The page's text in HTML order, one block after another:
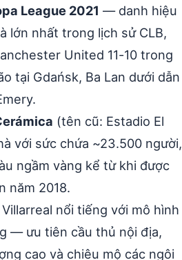
League 2021 — danh hiệu
lớn nhất trong lịch sử CLB,
United 11-10 trong
tại Gdańsk, Ba Lan dưới dẫn
(tên cũ: Estadio El
với sức chứa ~23.500 người,
ngầm vàng kể từ khi được
năm 2018.
Villarreal nổi tiếng với mô hình
— ưu tiên cầu thủ nội địa,
cao và chiêu mộ các ngôi